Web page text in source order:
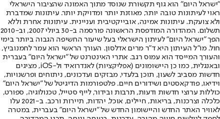
"ישראל היום" הוא גוף תקשורת שנוסד מתוך האמונה שהציבור הישראלי
ראוי לעיתונות טובה יותר, מאוזנת יותר ומדויקת יותר. עיתונות שמדברת
ולא צועקת. עיתונות אמינה, אובייקטיבית ועניינית. עיתונות אחרת וללא
תשלום. המהדורה המודפסת הראשונה פורסמה ב-30 ביולי 2007, וב-2010
הפך "ישראל היום" לעיתון הישראלי בעל שיעור החשיפה הגבוה ביותר בימי
חול. מו"ל העיתון היא ד"ר מרים אדלסון. העורך הראשי הוא עמר לחמנוביץ,
והעורך המייסד הוא עמוס רגב. אתרי האינטרנט של "ישראל היום" בעברית
ובאנגלית, כמו כן היישומונים (אפליקציות) לאנדרואיד ול-iOS, מציגים
חדשות מסביב לשעון, תוכן בלעדי, מבזקים ועדכונים, ניתוחים ופרשנויות,
וידיאו, פודקאסטים ושידורים חיים. פלטפורמות הדיגיטל של "ישראל היום"
כוללות ערוצי חדשות ודעות, תרבות ובידור, לייף סטייל, טכנולוגיה, ספורט,
כלכלה וצרכנות, בריאות, חיילים, אוכל, יהדות, תיירות ורכב. ב-2021 עלו
לאוויר האתר החדש והיישומון החדש של "ישראל היום" בעברית, במטרה